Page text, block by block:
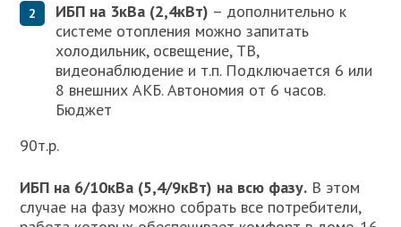
ИБП на 3кВа (2,4кВт) – дополнительно к
системе отопления можно запитать
холодильник, освещение, ТВ,
видеонаблюдение и т.п. Подключается 6 или
8 внешних АКБ. Автономия от 6 часов.
Бюджет
90т.р.
ИБП на 6/10кВа (5,4/9кВт) на всю фазу. В этом
случае на фазу можно собрать все потребители,